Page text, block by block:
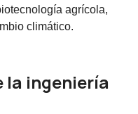
agrícola,
climático.
la ingeniería